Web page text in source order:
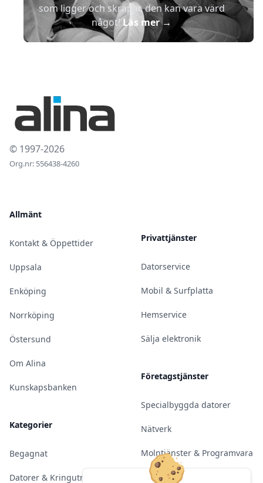
som ligger och skräpar, den kan vara värd
något!Läs mer→
© 1997-2026
Org.nr: 556438-4260
Allmänt
Kontakt & Öppettider
Uppsala
Enköping
Norrköping
Östersund
Om Alina
Kunskapsbanken
Kategorier
Begagnat
Datorer & Kringutrustning
Privattjänster
Datorservice
Mobil & Surfplatta
Hemservice
Sälja elektronik
Företagstjänster
Specialbyggda datorer
Nätverk
Molntjänster & Programvara
Server & Backup